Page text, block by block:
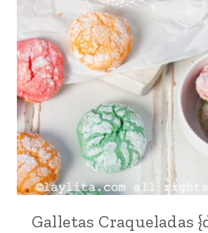
FÁCILES
Galletas Craqueladas